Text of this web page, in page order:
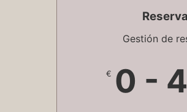
Gestión de
€ 0 -